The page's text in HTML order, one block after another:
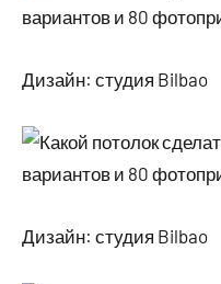
Дизайн: студия Bilbao
Дизайн: студия Bilbao